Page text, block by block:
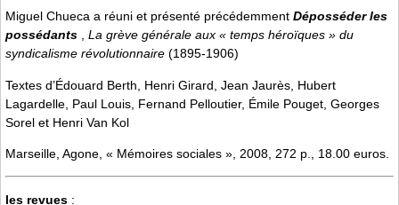
Miguel Chueca a réuni et présenté précédemment Déposséder les
possédants
La grève générale aux « temps héroïques » du
syndicalisme révolutionnaire (1895-1906)
Textes d’Édouard Berth, Henri Girard, Jean Jaurès, Hubert
Lagardelle, Paul Louis, Fernand Pelloutier, Émile Pouget, Georges
Sorel et Henri Van Kol
Marseille, Agone, « Mémoires sociales », 2008, 272 p., 18.00 euros.
les revues :